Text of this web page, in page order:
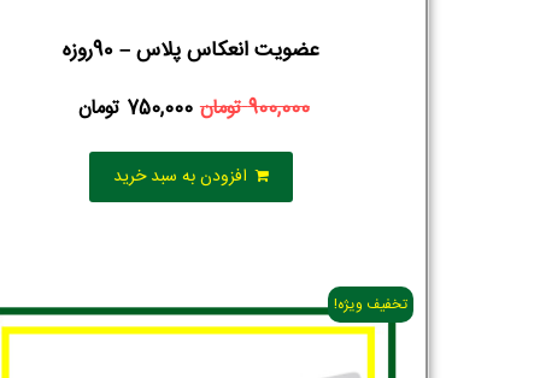
عضویت انعکاس پلاس – 90روزه
900,000تومان 750,000 تومان
افزودن به سبد خرید
تخفیف ویژه!